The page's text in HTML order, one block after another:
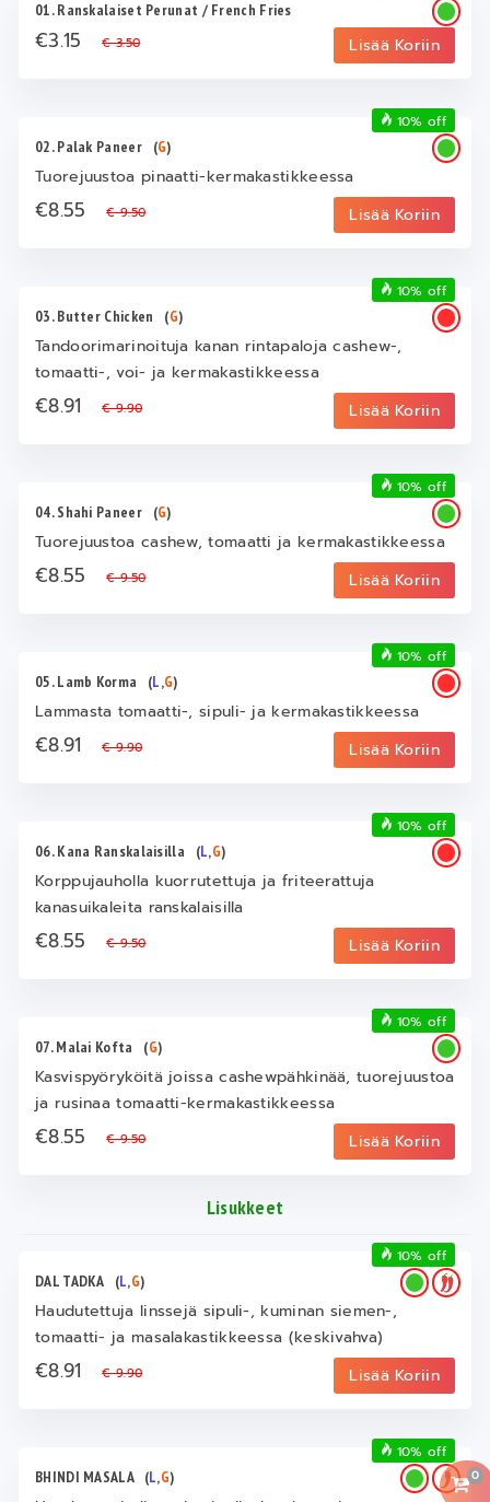
0
01. Ranskalaiset Perunat / French Fries
€3.15€ 3.50 Lisää Koriin
02. Palak Paneer (G)
Tuorejuustoa pinaatti-kermakastikkeessa
€8.55€ 9.50 Lisää Koriin
10% off
03. Butter Chicken (G)
Tandoorimarinoituja kanan rintapaloja cashew-,
tomaatti-, voi- ja kermakastikkeessa
€8.91€ 9.90 Lisää Koriin
10% off
04. Shahi Paneer (G)
Tuorejuustoa cashew, tomaatti ja kermakastikkeessa
€8.55€ 9.50 Lisää Koriin
10% off
05. Lamb Korma (L,G)
Lammasta tomaatti-, sipuli- ja kermakastikkeessa
€8.91€ 9.90 Lisää Koriin
10% off
06. Kana Ranskalaisilla (L,G)
Korppujauholla kuorrutettuja ja friteerattuja
kanasuikaleita ranskalaisilla
€8.55€ 9.50 Lisää Koriin
10% off
07. Malai Kofta (G)
Kasvispyöryköitä joissa cashewpähkinää, tuorejuustoa
ja rusinaa tomaatti-kermakastikkeessa
€8.55€ 9.50 Lisää Koriin
10% off
Lisukkeet
DAL TADKA (L,G)
Haudutettuja linssejä sipuli-, kuminan siemen-,
tomaatti- ja masalakastikkeessa (keskivahva)
€8.91€ 9.90 Lisää Koriin
10% off
BHINDI MASALA (L,G)
10% off